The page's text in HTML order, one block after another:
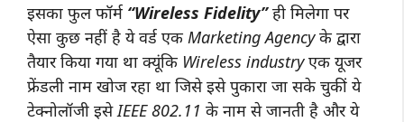
इसका फुल फॉर्म “Wireless Fidelity”ही मिलेगा पर
ऐसा कुछ नहीं है ये वर्ड एक Marketing Agency के द्वारा
तैयार किया गया था क्यूंकि Wireless industry एक यूजर
फ्रेंडली नाम खोज रहा था जिसे इसे पुकारा जा सके चुकीं ये
टेक्नोलॉजी इसे IEEE 802.11 के नाम से जानती है और ये